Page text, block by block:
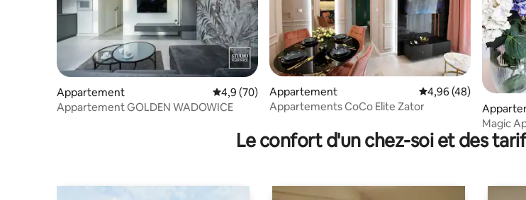
Appartement Évaluation moyenne sur la base de 70 commentaires : 4,9 sur 5
4,9 (70)
Appartement GOLDEN WADOWICE
Appartement Évaluation moyenne
4,96 (48)
Appartements CoCo Elite Zator
Magic
Le confort d'un chez-soi et des